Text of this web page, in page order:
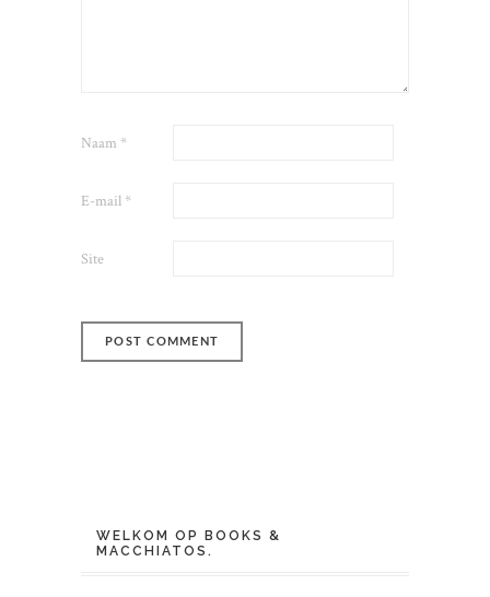
Naam *
E-mail *
Site
WELKOM OP BOOKS &
MACCHIATOS.